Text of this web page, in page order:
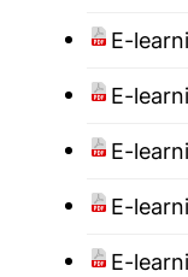
E-
E-
E-
E-
E-